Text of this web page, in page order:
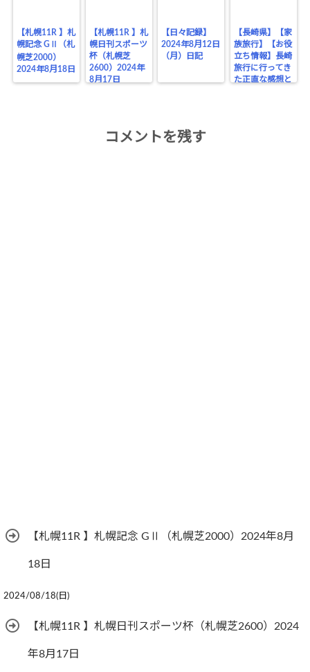
【札幌11R 】札
幌記念 GⅡ（札
幌芝2000）
2024年8月18日
【札幌11R 】札
幌日刊スポーツ
杯（札幌芝
2600）2024年
8月17日
【日々記録】
2024年8月12日
（月）日記
【長崎県】【家
族旅行】【お役
立ち情報】長崎
旅行に行ってき
た正直な感想と
コメントを残す
【札幌11R 】札幌記念 GⅡ（札幌芝2000）2024年8月
18日
2024/08/18(日)
【札幌11R 】札幌日刊スポーツ杯（札幌芝2600）2024
年8月17日